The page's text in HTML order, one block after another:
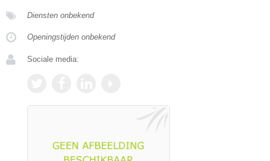
Diensten onbekend
Openingstijden onbekend
Sociale media: